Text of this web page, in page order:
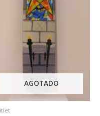
AGOTADO